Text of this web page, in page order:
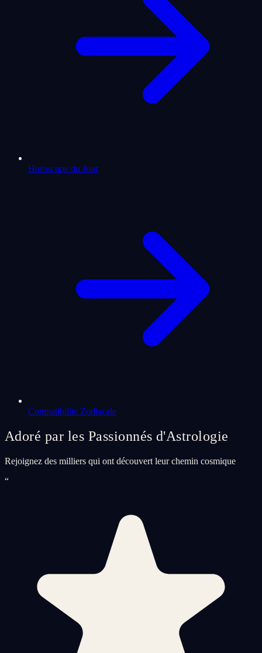
Horoscope du Jour
Compatibilite Zodiacale
Adoré par les Passionnés d'Astrologie
Rejoignez des milliers qui ont découvert leur chemin cosmique
“